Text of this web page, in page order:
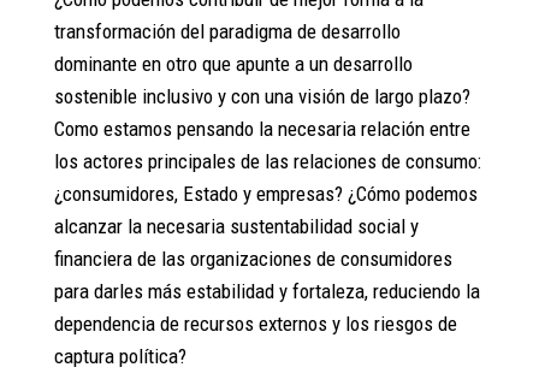
transformación del paradigma de desarrollo
dominante en otro que apunte a un desarrollo
sostenible inclusivo y con una visión de largo plazo?
Como estamos pensando la necesaria relación entre
los actores principales de las relaciones de consumo:
¿consumidores, Estado y empresas? ¿Cómo podemos
alcanzar la necesaria sustentabilidad social y
financiera de las organizaciones de consumidores
para darles más estabilidad y fortaleza, reduciendo la
dependencia de recursos externos y los riesgos de
captura política?